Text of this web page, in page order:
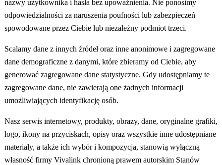
nazwy użytkownika i hasła bez upoważnienia. Nie ponosimy
odpowiedzialności za naruszenia poufności lub zabezpieczeń
spowodowane przez Ciebie lub niezależny podmiot trzeci.
Scalamy dane z innych źródeł oraz inne anonimowe i zagregowane
dane demograficzne z danymi, które zbieramy od Ciebie, aby
generować zagregowane dane statystyczne. Gdy udostępniamy te
zagregowane dane, nie zawierają one żadnych informacji
umożliwiających identyfikację osób.
Nasz serwis internetowy, produkty, obrazy, dane, oryginalne grafiki,
logo, ikony na przyciskach, opisy oraz wszystkie inne udostępniane
materiały, a także ich wybór i kompozycja, stanowią wyłączną
własność firmy Vivalink chronioną prawem autorskim Stanów